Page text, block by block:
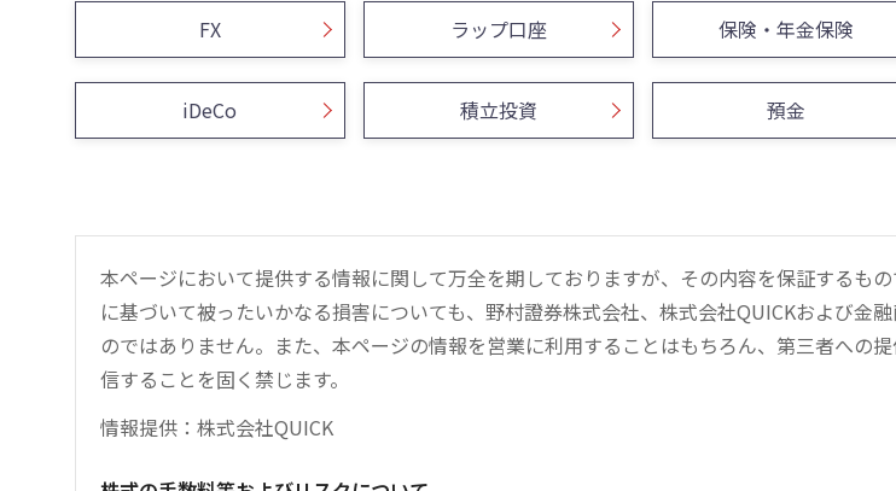
FX ラップ口座 保険・年金保険
iDeCo 積立投資 預金
本ページにおいて提供する情報に関して万全を期しておりますが、その内容を保証するも
に基づいて被ったいかなる損害についても、野村證券株式会社、株式会社QUICKおよび金
のではありません。また、本ページの情報を営業に利用することはもちろん、第三者への
信することを固く禁じます。
情報提供：株式会社QUICK